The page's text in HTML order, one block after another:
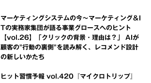
マーケティングシステムの今～マーケティング＆I
Tの実務家集団が語る事業グロースへのヒント
【vol.26】「クリックの背景・理由は？」 AIが
顧客の"行動の裏側"を読み解く、レコメンド設計
の新しいかたち
ヒット習慣予報 vol.420『マイクロトリップ』